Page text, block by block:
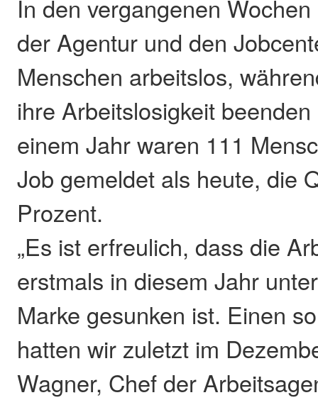
In den vergangenen
der Agentur und den
Menschen arbeitslos,
ihre Arbeitslosigkeit
einem Jahr waren 111
Job gemeldet als heute, die
Prozent.
„Es ist erfreulich, dass die
erstmals in diesem Jahr
Marke gesunken ist. Einen
hatten wir zuletzt im
Wagner, Chef der